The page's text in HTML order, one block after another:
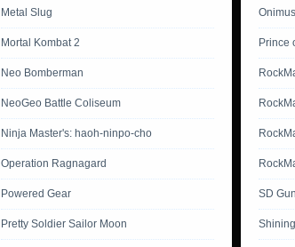
Metal Slug
Mortal Kombat 2
Neo Bomberman
NeoGeo Battle Coliseum
Ninja Master's: haoh-ninpo-cho
Operation Ragnagard
Powered Gear
Pretty Soldier Sailor Moon
Prince
SD